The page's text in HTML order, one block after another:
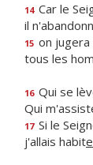
14 Car le
il
15 on jugera
tous les
16 Qui se
Qui
17 Si le
j'allais habite